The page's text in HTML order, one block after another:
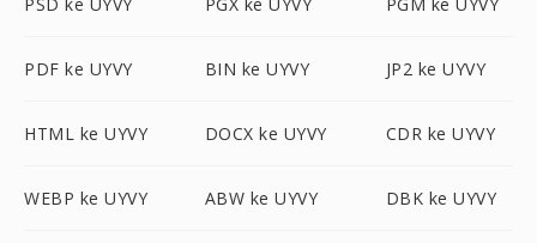
PDF ke UYVY BIN ke UYVY JP2 ke UYVY
HTML ke UYVY DOCX ke UYVY CDR ke UYVY
WEBP ke UYVY ABW ke UYVY DBK ke UYVY